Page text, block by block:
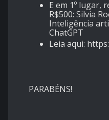
E em 1º lugar,
R$500: Silvia
Inteligência
ChatGPT
Leia aqui:
PARABÉNS!